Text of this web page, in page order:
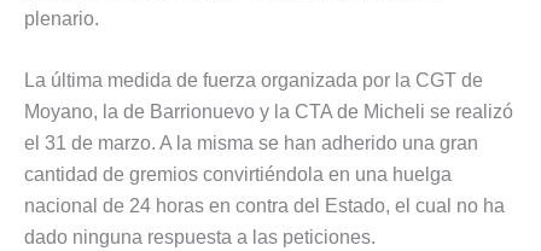
plenario.
La última medida de fuerza organizada por la CGT de
Moyano, la de Barrionuevo y la CTA de Micheli se realizó
el 31 de marzo. A la misma se han adherido una gran
cantidad de gremios convirtiéndola en una huelga
nacional de 24 horas en contra del Estado, el cual no ha
dado ninguna respuesta a las peticiones.